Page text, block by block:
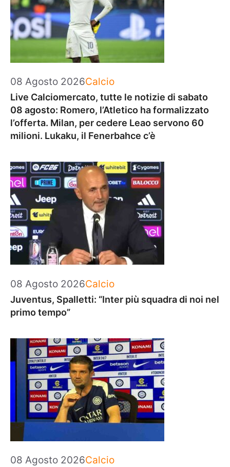
08 Agosto 2026Categorie
Calcio
Live Calciomercato, tutte le notizie di sabato
08 agosto: Romero, l’Atletico ha formalizzato
l’offerta. Milan, per cedere Leao servono 60
milioni. Lukaku, il Fenerbahce c’è
08 Agosto 2026Categorie
Calcio
Juventus, Spalletti: “Inter più squadra di noi nel
primo tempo”
08 Agosto 2026Categorie
Calcio